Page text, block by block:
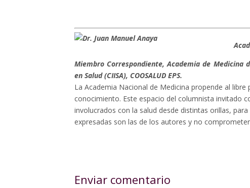
Miembro Correspondiente, Academia de
en Salud (CIISA), COOSALUD EPS.
La Academia Nacional de Medicina propende al
conocimiento. Este espacio del columnista invitado
involucrados con la salud desde distintas orillas,
expresadas son las de los autores y no
Enviar comentario